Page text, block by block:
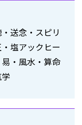
送念・スピリ
塩アックヒー
・風水・算命